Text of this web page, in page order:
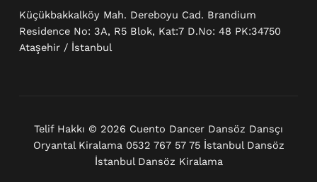
Küçükbakkalköy Mah. Dereboyu Cad. Brandium
Residence No: 3A, R5 Blok, Kat:7 D.No: 48 PK:34750
Ataşehir / İstanbul
Telif Hakkı © 2026 Cuento Dancer Dansöz Dansçı
Oryantal Kiralama 0532 767 57 75 İstanbul Dansöz
İstanbul Dansöz Kiralama